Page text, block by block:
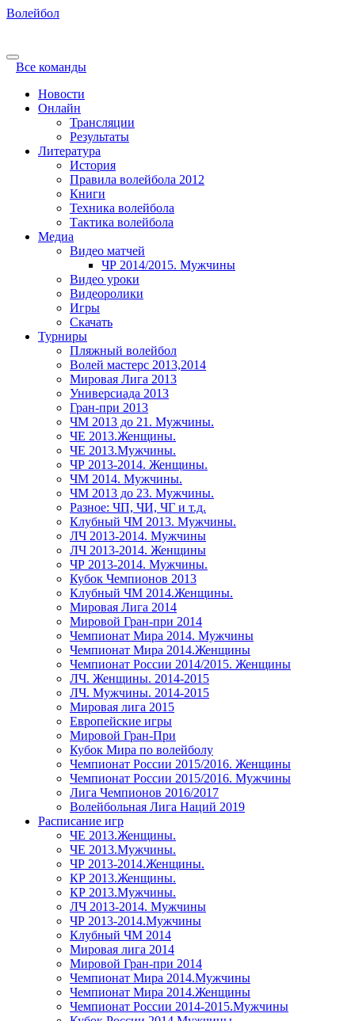
Волейбол
Все команды
Новости
Онлайн
Трансляции
Результаты
Литература
История
Правила волейбола 2012
Книги
Техника волейбола
Тактика волейбола
Медиа
Видео матчей
ЧР 2014/2015. Мужчины
Видео уроки
Видеоролики
Игры
Скачать
Турниры
Пляжный волейбол
Волей мастерс 2013,2014
Мировая Лига 2013
Универсиада 2013
Гран-при 2013
ЧМ 2013 до 21. Мужчины.
ЧЕ 2013.Женщины.
ЧЕ 2013.Мужчины.
ЧР 2013-2014. Женщины.
ЧМ 2014. Мужчины.
ЧМ 2013 до 23. Мужчины.
Разное: ЧП, ЧИ, ЧГ и т.д.
Клубный ЧМ 2013. Мужчины.
ЛЧ 2013-2014. Мужчины
ЛЧ 2013-2014. Женщины
ЧР 2013-2014. Мужчины.
Кубок Чемпионов 2013
Клубный ЧМ 2014.Женщины.
Мировая Лига 2014
Мировой Гран-при 2014
Чемпионат Мира 2014. Мужчины
Чемпионат Мира 2014.Женщины
Чемпионат России 2014/2015. Женщины
ЛЧ. Женщины. 2014-2015
ЛЧ. Мужчины. 2014-2015
Мировая лига 2015
Европейские игры
Мировой Гран-При
Кубок Мира по волейболу
Чемпионат России 2015/2016. Женщины
Чемпионат России 2015/2016. Мужчины
Лига Чемпионов 2016/2017
Волейбольная Лига Наций 2019
Расписание игр
ЧЕ 2013.Женщины.
ЧЕ 2013.Мужчины.
ЧР 2013-2014.Женщины.
КР 2013.Женщины.
КР 2013.Мужчины.
ЛЧ 2013-2014. Мужчины
ЧР 2013-2014.Мужчины
Клубный ЧМ 2014
Мировая лига 2014
Мировой Гран-при 2014
Чемпионат Мира 2014.Мужчины
Чемпионат Мира 2014.Женщины
Чемпионат России 2014-2015.Мужчины